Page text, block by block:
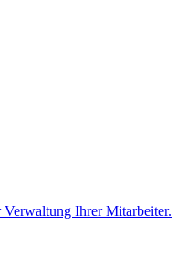
Verwaltung Ihrer Mitarbeiter.